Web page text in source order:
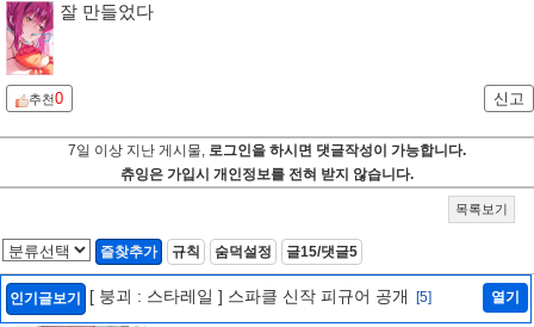
잘 만들었다
추천0 신고
7일 이상 지난 게시물, 로그인을 하시면 댓글작성이 가능합니다.
츄잉은 가입시 개인정보를 전혀 받지 않습니다.
목록보기
즐찾추가 규칙 숨덕설정 글15/댓글5
인기글보기 [ 붕괴 : 스타레일 ] 스파클 신작 피규어 공개 [5] 열기